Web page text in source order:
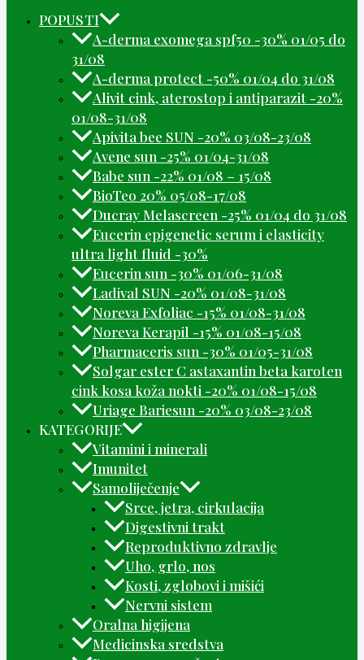
POPUSTI
A-derma exomega spf50 -30% 01/05 do
31/08
A-derma protect -50% 01/04 do 31/08
Alivit cink, aterostop i antiparazit -20%
01/08-31/08
Apivita bee SUN -20% 03/08-23/08
Avene sun -25% 01/04-31/08
Babe sun -22% 01/08 – 15/08
BioTeo 20% 05/08-17/08
Ducray Melascreen -25% 01/04 do 31/08
Eucerin epigenetic serum i elasticity
ultra light fluid -30%
Eucerin sun -30% 01/06-31/08
Ladival SUN -20% 01/08-31/08
Noreva Exfoliac -15% 01/08-31/08
Noreva Kerapil -15% 01/08-15/08
Pharmaceris sun -30% 01/05-31/08
Solgar ester C astaxantin beta karoten
cink kosa koža nokti -20% 01/08-15/08
Uriage Bariesun -20% 03/08-23/08
KATEGORIJE
Vitamini i minerali
Imunitet
Samoliječenje
Srce, jetra, cirkulacija
Digestivni trakt
Reproduktivno zdravlje
Uho, grlo, nos
Kosti, zglobovi i mišići
Nervni sistem
Oralna higijena
Medicinska sredstva